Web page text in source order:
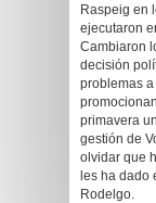
Raspeig en
ejecutaron
Cambiaron
decisión
problemas
primavera
gestión de
olvidar que
les ha dado
Rodelgo.